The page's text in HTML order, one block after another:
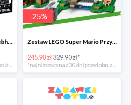
LEGO TECHNIC Koparka Liebherr w super cenie
*najniższa cena z 30 dni przed obniżką
-25%
Zestaw LEGO Super Mario Przygody z Mario w super cenie
245.90 zł329.90 zł*
*najniższa cena z 30 dni przed obniżką